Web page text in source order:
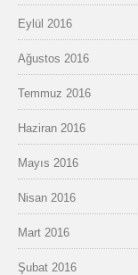
Eylül 2016
Ağustos 2016
Temmuz 2016
Haziran 2016
Mayıs 2016
Nisan 2016
Mart 2016
Şubat 2016